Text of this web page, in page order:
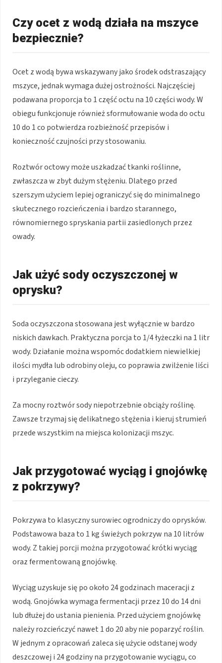
Czy ocet z wodą działa na mszyce
bezpiecznie?
Ocet z wodą bywa wskazywany jako środek odstraszający
mszyce, jednak wymaga dużej ostrożności. Najczęściej
podawana proporcja to 1 część octu na 10 części wody. W
obiegu funkcjonuje również sformułowanie woda do octu
10 do 1 co potwierdza rozbieżność przepisów i
konieczność czujności przy stosowaniu.
Roztwór octowy może uszkadzać tkanki roślinne,
zwłaszcza w zbyt dużym stężeniu. Dlatego przed
szerszym użyciem lepiej ograniczyć się do minimalnego
skutecznego rozcieńczenia i bardzo starannego,
równomiernego spryskania partii zasiedlonych przez
owady.
Jak użyć sody oczyszczonej w
oprysku?
Soda oczyszczona stosowana jest wyłącznie w bardzo
niskich dawkach. Praktyczna porcja to 1/4 łyżeczki na 1 litr
wody. Działanie można wspomóc dodatkiem niewielkiej
ilości mydła lub odrobiny oleju, co poprawia zwilżenie liści
i przyleganie cieczy.
Za mocny roztwór sody niepotrzebnie obciąży roślinę.
Zawsze trzymaj się delikatnego stężenia i kieruj strumień
przede wszystkim na miejsca kolonizacji mszyc.
Jak przygotować wyciąg i gnojówkę
z pokrzywy?
Pokrzywa to klasyczny surowiec ogrodniczy do oprysków.
Podstawowa baza to 1 kg świeżych pokrzyw na 10 litrów
wody. Z takiej porcji można przygotować krótki wyciąg
oraz fermentowaną gnojówkę.
Wyciąg uzyskuje się po około 24 godzinach maceracji z
wodą. Gnojówka wymaga fermentacji przez 10 do 14 dni
lub dłużej do ustania pienienia. Przed użyciem gnojówkę
należy rozcieńczyć nawet 1 do 20 aby nie poparzyć roślin.
W jednym z opracowań zaleca się użycie odstanej wody
deszczowej i 24 godziny na przygotowanie wyciągu, co